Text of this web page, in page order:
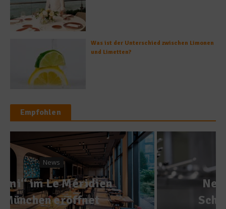
Was ist der Unterschied zwischen Limonen
und Limetten?
Empfohlen
News
Neuer Küchenchef im
Schlosshotel Kronberg